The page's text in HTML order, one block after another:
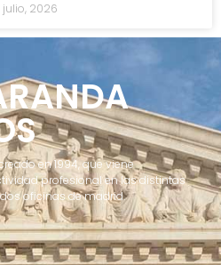
julio, 2026
en 1994, que viene
profesional en las distintas
oficinas de madrid.